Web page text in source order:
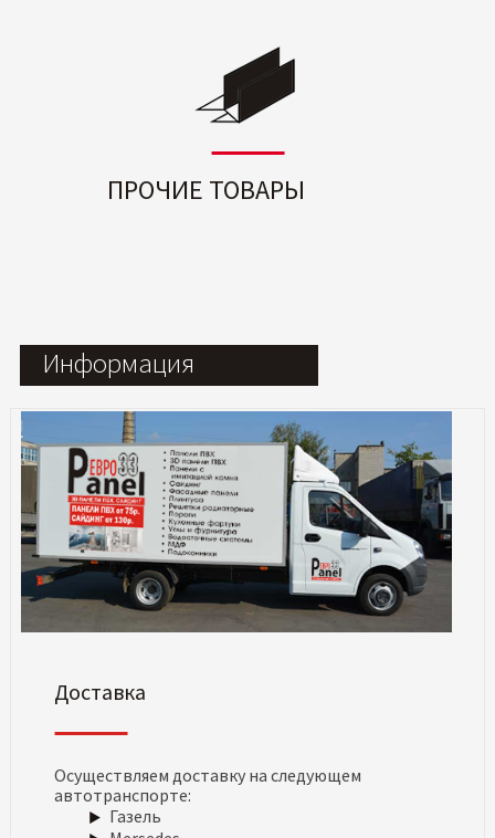
ПРОЧИЕ ТОВАРЫ
Информация
Доставка
Осуществляем доставку на следующем
автотранспорте:
Газель